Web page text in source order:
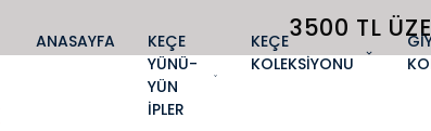
3500 TL
ANASAYFA
KEÇE
YÜNÜ-
YÜN
İPLER
KEÇE
KOLEKSİYONU